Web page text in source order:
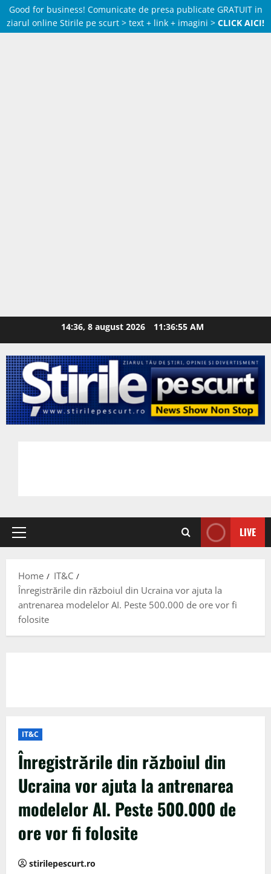
Good for business! Comunicate de presa publicate GRATUIT in
ziarul online Stirile pe scurt > text + link + imagini > CLICK AICI!
14:36, 8 august 2026 11:36:56 AM
Primary
LIVE
Home
IT&C
Înregistrările din războiul din Ucraina vor ajuta la
antrenarea modelelor AI. Peste 500.000 de ore vor fi
folosite
IT&C
Înregistrările din războiul din
Ucraina vor ajuta la antrenarea
modelelor AI. Peste 500.000 de
ore vor fi folosite
stirilepescurt.ro